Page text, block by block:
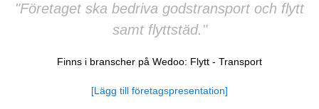
"Företaget ska bedriva godstransport och flytt
samt flyttstäd."
Finns i branscher på Wedoo: Flytt - Transport
[Lägg till företagspresentation]